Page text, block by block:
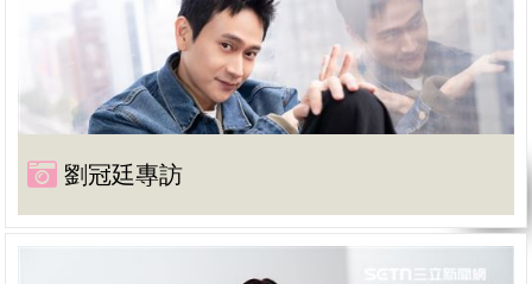
劉冠廷專訪